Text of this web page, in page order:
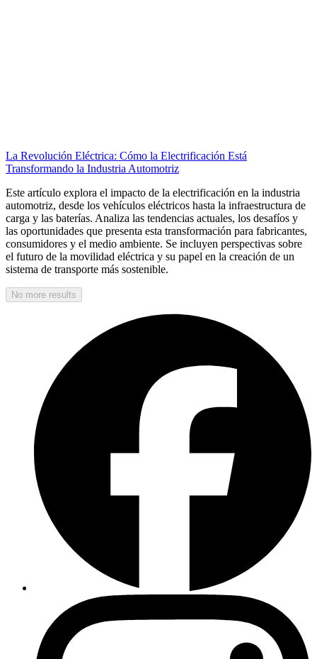
La Revolución Eléctrica: Cómo la Electrificación Está
Transformando la Industria Automotriz
Este artículo explora el impacto de la electrificación en la industria
automotriz, desde los vehículos eléctricos hasta la infraestructura de
carga y las baterías. Analiza las tendencias actuales, los desafíos y
las oportunidades que presenta esta transformación para fabricantes,
consumidores y el medio ambiente. Se incluyen perspectivas sobre
el futuro de la movilidad eléctrica y su papel en la creación de un
sistema de transporte más sostenible.
No more results